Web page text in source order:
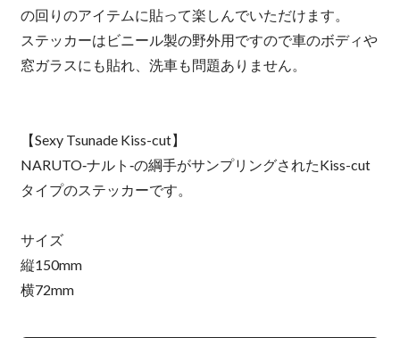
の回りのアイテムに貼って楽しんでいただけます。
ステッカーはビニール製の野外用ですので車のボディや
窓ガラスにも貼れ、洗車も問題ありません。
【Sexy Tsunade Kiss-cut】
NARUTO‐ナルト‐の綱手がサンプリングされたKiss-cut
タイプのステッカーです。
サイズ
縦150mm
横72mm